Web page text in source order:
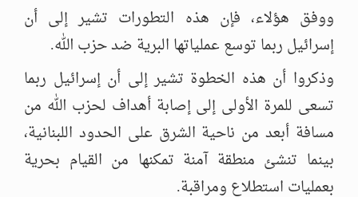
ووفق هؤلاء، فإن هذه التطورات تشير إلى أن
إسرائيل ربما توسع عملياتها البرية ضد حزب الله.
وذكروا أن هذه الخطوة تشير إلى أن إسرائيل ربما
تسعى للمرة الأولى إلى إصابة أهداف لحزب الله من
مسافة أبعد من ناحية الشرق على الحدود اللبنانية،
بينما تنشئ منطقة آمنة تمكنها من القيام بحرية
بعمليات استطلاع ومراقبة.